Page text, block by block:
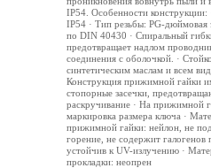
IP54. Особенности конструкции:
IP54 · Тип резьбы: PG-дюймовая
по DIN 40430 · Спиральный
предотвращает надлом
соединения с оболочкой. ·
синтетическим маслам и всем
Конструкция прижимной гайки
стопорные засечки,
раскручивание · На прижимной
маркировка размера ключа ·
прижимной гайки: нейлон, не
горение, не содержит галогенов
устойчив к UV-излучению ·
прокладки: неопрен